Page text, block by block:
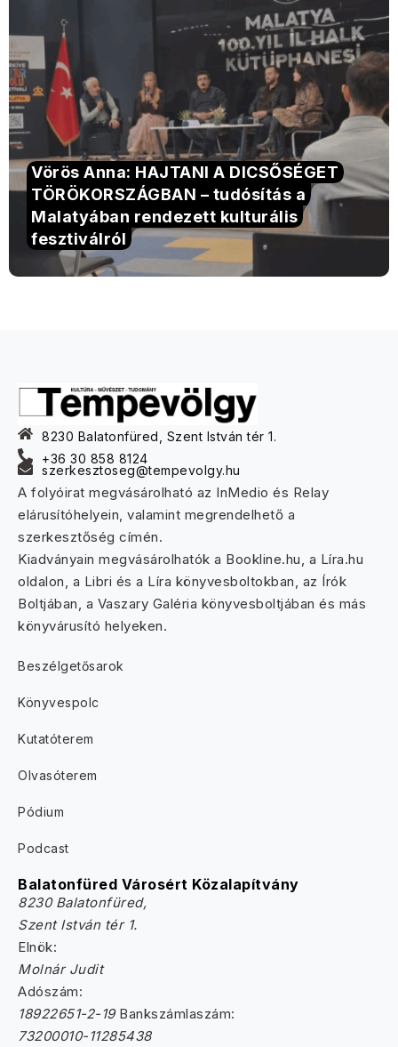
Vörös Anna: HAJTANI A DICSŐSÉGET
TÖRÖKORSZÁGBAN – tudósítás a
Malatyában rendezett kulturális
fesztiválról
8230 Balatonfüred, Szent István tér 1.
+36 30 858 8124
szerkesztoseg@tempevolgy.hu
A folyóirat megvásárolható az InMedio és Relay
elárusítóhelyein, valamint megrendelhető a
szerkesztőség címén.
Kiadványain megvásárolhatók a Bookline.hu, a Líra.hu
oldalon, a Libri és a Líra könyvesboltokban, az Írók
Boltjában, a Vaszary Galéria könyvesboltjában és más
könyvárusító helyeken.
Beszélgetősarok
Könyvespolc
Kutatóterem
Olvasóterem
Pódium
Podcast
Balatonfüred Városért Közalapítvány
8230 Balatonfüred,
Szent István tér 1.
Elnök:
Molnár Judit
Adószám:
18922651-2-19Bankszámlaszám:
73200010-11285438